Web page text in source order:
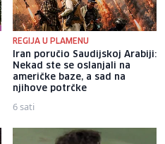
REGIJA U PLAMENU
Iran poručio Saudijskoj Arabiji:
Nekad ste se oslanjali na
američke baze, a sad na
njihove potrčke
6 sati